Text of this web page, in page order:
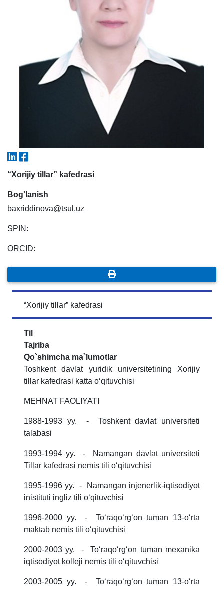
“Xorijiy tillar” kafedrasi
Bog'lanish
baxriddinova@tsul.uz
SPIN:
ORCID:
“Xorijiy tillar” kafedrasi
Til
Tajriba
Qo`shimcha ma`lumotlar
Toshkent davlat yuridik universitetining Xorijiy
tillar kafedrasi katta o‘qituvchisi
MEHNAT FAOLIYATI
1988-1993 yy. - Toshkent davlat universiteti
talabasi
1993-1994 yy. - Namangan davlat universiteti
Tillar kafedrasi nemis tili oʻqituvchisi
1995-1996 yy. - Namangan injenerlik-iqtisodiyot
inistituti ingliz tili oʻqituvchisi
1996-2000 yy. - Toʻraqoʻrgʻon tuman 13-oʻrta
maktab nemis tili oʻqituvchisi
2000-2003 yy. - Toʻraqoʻrgʻon tuman mexanika
iqtisodiyot kolleji nemis tili oʻqituvchisi
2003-2005 yy. - Toʻraqoʻrgʻon tuman 13-oʻrta
5. To'lov-kontrakt (2)
8. Bakalavriat kvotasi (3)
✉️ Adminga yozish